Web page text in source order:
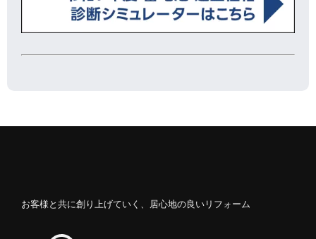
お客様と共に創り上げていく、居心地の良いリフォーム